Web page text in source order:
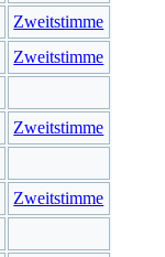
Zweitstimme
Zweitstimme
Zweitstimme
Zweitstimme